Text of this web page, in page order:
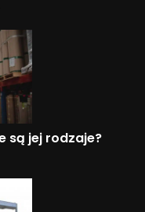
są jej rodzaje?